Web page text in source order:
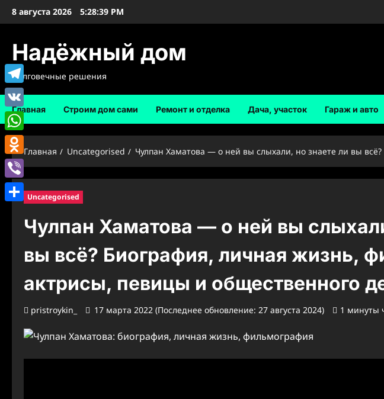
Перейти
8 августа 2026 5:28:40 PM
Надёжный дом
Долговечные решения
Главная Строим дом сами Ремонт и отделка Дача, участок Гараж и авто
Главная Uncategorised Чулпан Хаматова — о ней вы слыхали, но знаете ли вы
Uncategorised
Чулпан Хаматова — о ней вы
вы всё? Биография, личная жизнь,
актрисы, певицы и общественного
pristroykin_ 17 марта 2022 (Последнее обновление: 27 августа 2024) 1 минуты
Telegram
VK
WhatsApp
Odnoklassniki
Viber